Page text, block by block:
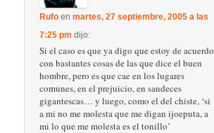
Rufo enmartes, 27 septiembre, 2005 a las
7:25 pm dijo:
Si el caso es que ya digo que estoy de acuerdo
con bastantes cosas de las que dice el buen
hombre, pero es que cae en los lugares
comunes, en el prejuicio, en sandeces
gigantescas… y luego, como el del chiste, ‘si
a mi no me molesta que me digan ijoeputa, a
mi lo que me molesta es el tonillo’